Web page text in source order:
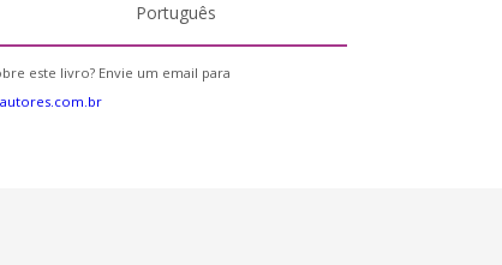
Português
este livro? Envie um email para